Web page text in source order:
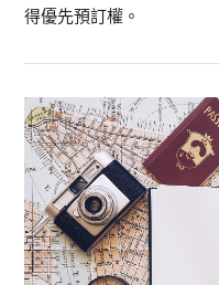
得優先預訂權。